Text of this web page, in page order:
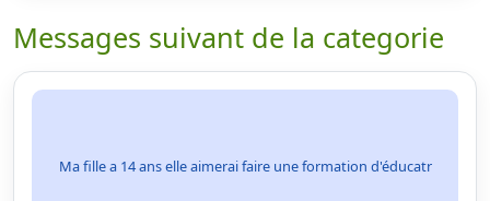
Messages suivant de la categorie
Ma fille a 14 ans elle aimerai faire une formation d'éducatr